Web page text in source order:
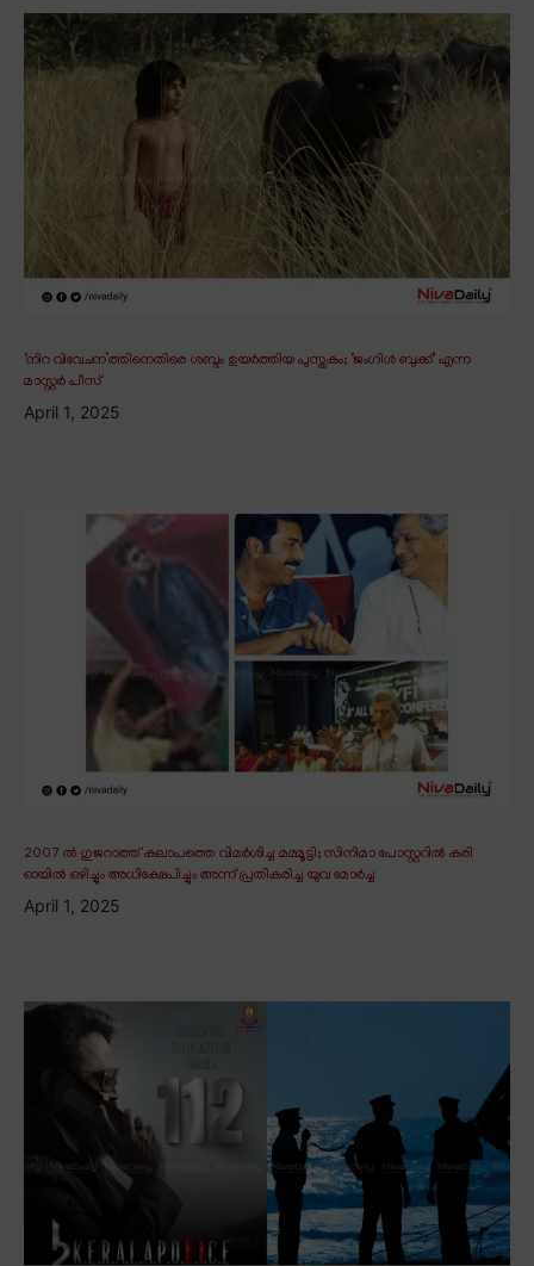
‘നിറ വിവേചന’ത്തിനെതിരെ ശബ്ദം ഉയർത്തിയ പുസ്തകം; ‘ജംഗിൾ ബുക്ക്’ എന്ന
മാസ്റ്റർ പീസ്
April 1, 2025
2007 ൽ ഗുജറാത്ത് കലാപത്തെ വിമർശിച്ച മമ്മൂട്ടി; സിനിമാ പോസ്റ്ററിൽ കരി
ഓയിൽ ഒഴിച്ചും അധിക്ഷേപിച്ചും അന്ന് പ്രതികരിച്ച യുവ മോർച്ച
April 1, 2025